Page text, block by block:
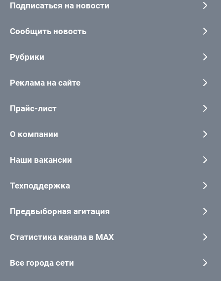
Подписаться на новости
Сообщить новость
Рубрики
Реклама на сайте
Прайс-лист
О компании
Наши вакансии
Техподдержка
Предвыборная агитация
Статистика канала в MAX
Все города сети